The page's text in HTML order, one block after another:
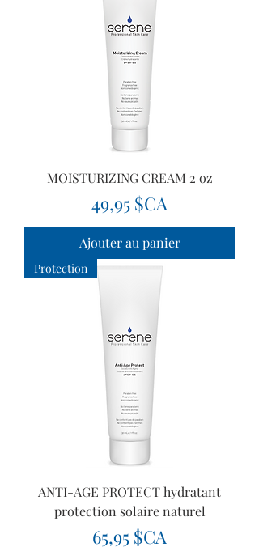
MOISTURIZING CREAM 2 oz
Prix
49,95 $CA
Ajouter au panier
Protection
ANTI-AGE PROTECT hydratant
protection solaire naturel
Prix
65,95 $CA